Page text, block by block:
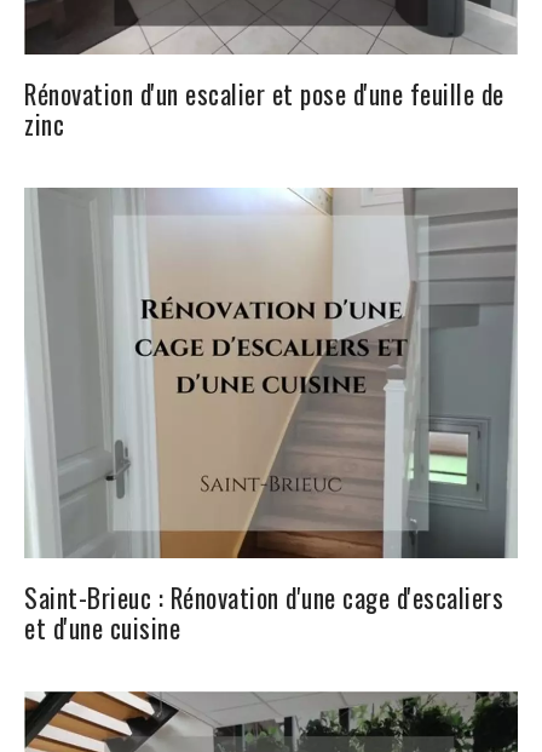
Rénovation d'un escalier et pose d'une feuille de
zinc
Saint-Brieuc : Rénovation d'une cage d'escaliers
et d'une cuisine